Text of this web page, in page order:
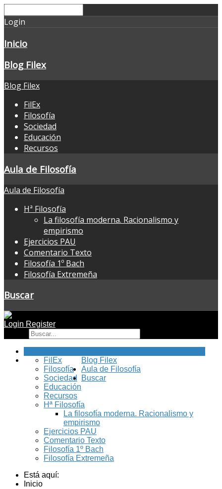
Login
Inicio
Blog Filex
Blog Filex
FilEx
Filosofía
Sociedad
Educación
Recursos
Aula de Filosofía
Aula de Filosofía
Hª Filosofía
La filosofía moderna. Racionalismo y
empirismo
Ejercicios PAU
Comentario Texto
Filosofía 1º Bach
Filosofía Extremeña
Buscar
Login Register
Blog Filex
FilEx
Filosofía
Sociedad
Educación
Recursos
Aula de Filosofía
Hª Filosofía
La filosofía moderna. Racionalismo y
empirismo
Ejercicios PAU
Comentario Texto
Filosofía 1º Bach
Filosofía Extremeña
Buscar
Está aquí:
Inicio